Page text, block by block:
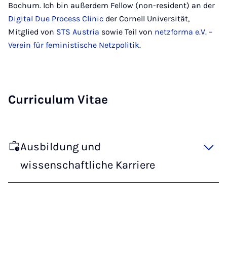
Bochum. Ich bin außerdem Fellow (non-resident) an der
Digital Due Process Clinic der Cornell Universität,
Mitglied von STS Austria sowie Teil von netzforma e.V. –
Verein für feministische Netzpolitik.
Curriculum Vitae
Ausbildung und
wissenschaftliche Karriere